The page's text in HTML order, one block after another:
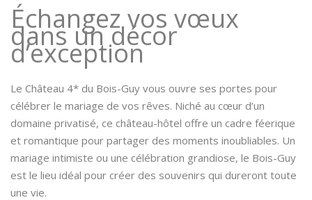
Échangez vos vœux
dans un décor
d’exception
Le Château 4* du Bois-Guy vous ouvre ses portes pour
célébrer le mariage de vos rêves. Niché au cœur d’un
domaine privatisé, ce château-hôtel offre un cadre féerique
et romantique pour partager des moments inoubliables. Un
mariage intimiste ou une célébration grandiose, le Bois-Guy
est le lieu idéal pour créer des souvenirs qui dureront toute
une vie.